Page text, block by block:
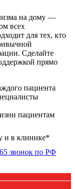
на дому —
всех
для тех, кто
Сделайте
прямо
пациента
пациентам
и в клинике*
звонок по РФ